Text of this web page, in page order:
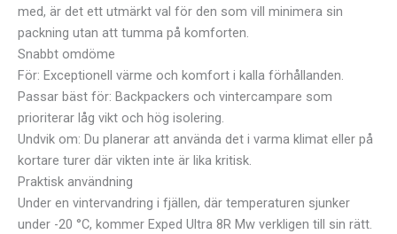
med, är det ett utmärkt val för den som vill minimera sin
packning utan att tumma på komforten.
Snabbt omdöme
För: Exceptionell värme och komfort i kalla förhållanden.
Passar bäst för: Backpackers och vintercampare som
prioriterar låg vikt och hög isolering.
Undvik om: Du planerar att använda det i varma klimat eller på
kortare turer där vikten inte är lika kritisk.
Praktisk användning
Under en vintervandring i fjällen, där temperaturen sjunker
under -20 °C, kommer Exped Ultra 8R Mw verkligen till sin rätt.